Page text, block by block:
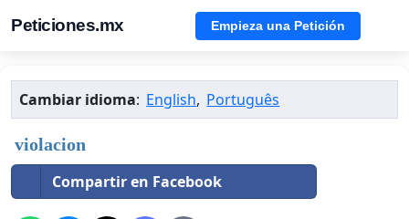
Peticiones.mx Empieza una Petición
Cambiar idioma: English, Português
violacion
Compartir en Facebook